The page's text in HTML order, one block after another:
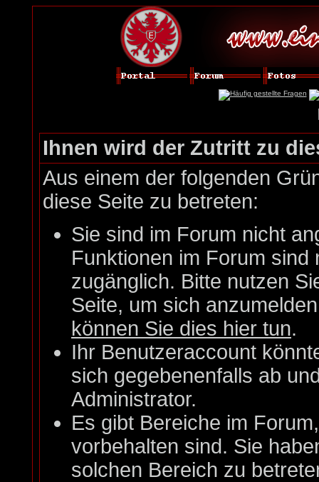
Ihnen wird der Zutritt zu
Aus einem der folgenden
diese Seite zu betreten:
Sie sind im Forum nicht
Funktionen im Forum
zugänglich. Bitte nutzen
Seite, um sich
können Sie dies hier tun.
Ihr Benutzeraccount
sich gegebenenfalls ab
Administrator.
Es gibt Bereiche im
vorbehalten sind. Sie
solchen Bereich zu